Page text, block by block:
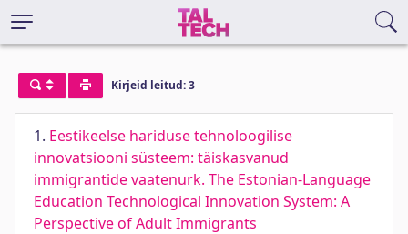
Kirjeid leitud: 3
1. Eestikeelse hariduse tehnoloogilise
innovatsiooni süsteem: täiskasvanud
immigrantide vaatenurk. The Estonian-Language
Education Technological Innovation System: A
Perspective of Adult Immigrants